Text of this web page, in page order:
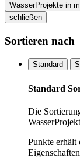
WasserProjekte in
schließen
Sortieren nach
Standard
Standard
Die
Punkte